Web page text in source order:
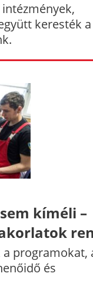
keresték a
kíméli –
programokat,
és